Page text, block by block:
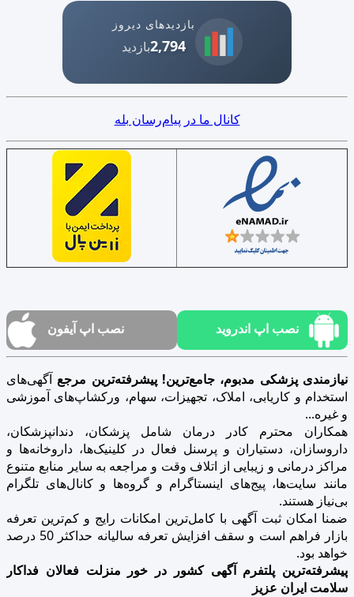
بازدیدهای دیروز
2,794بازدید
کانال ما در پیام‌رسان بله
نصب اپ اندروید نصب اپ آیفون
نیازمندی پزشکی مدبوم، جامع‌ترین! پیشرفته‌ترین مرجع آگهی‌های
استخدام و کاریابی، املاک، تجهیزات، سهام، ورکشاپ‌های آموزشی
و غیره...
همکاران محترم کادر درمان شامل پزشکان، دندانپزشکان،
داروسازان، دستیاران و پرسنل فعال در کلینیک‌ها، داروخانه‌ها و
مراکز درمانی و زیبایی از اتلاف وقت و مراجعه به سایر منابع متنوع
مانند سایت‌ها، پیج‌های اینستاگرام و گروه‌ها و کانال‌های تلگرام
بی‌نیاز هستند.
ضمنا امکان ثبت آگهی با کامل‌ترین امکانات رایج و کم‌ترین تعرفه
بازار فراهم است و سقف افزایش تعرفه سالیانه حداکثر 50 درصد
خواهد بود.
پیشرفته‌ترین پلتفرم آگهی کشور در خور منزلت فعالان فداکار
سلامت ایران عزیز